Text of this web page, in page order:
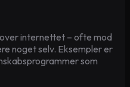
internettet – ofte mod
noget selv. Eksempler er
som